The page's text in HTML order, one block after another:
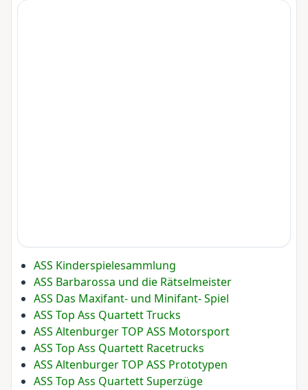
ASS Kinderspielesammlung
ASS Barbarossa und die Rätselmeister
ASS Das Maxifant- und Minifant- Spiel
ASS Top Ass Quartett Trucks
ASS Altenburger TOP ASS Motorsport
ASS Top Ass Quartett Racetrucks
ASS Altenburger TOP ASS Prototypen
ASS Top Ass Quartett Superzüge